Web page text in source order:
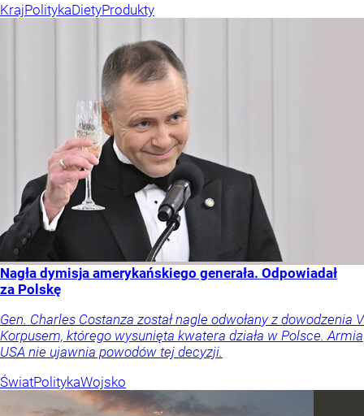
KrajPolitykaDietyProdukty
Nagła dymisja amerykańskiego generała. Odpowiadał
za Polskę
Gen. Charles Costanza został nagle odwołany z dowodzenia V
Korpusem, którego wysunięta kwatera działa w Polsce. Armia
USA nie ujawnia powodów tej decyzji.
ŚwiatPolitykaWojsko